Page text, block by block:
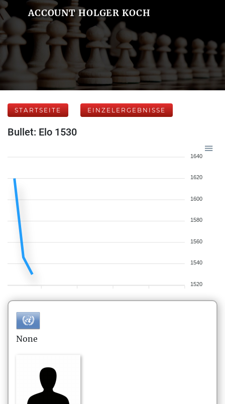
ACCOUNT HOLGER KOCH
STARTSEITE EINZELERGEBNISSE
Bullet: Elo 1530
1640
1620
1600
1580
1560
1540
1520
None